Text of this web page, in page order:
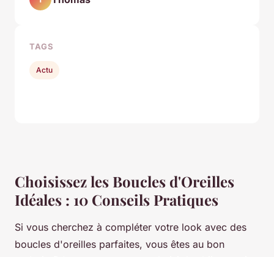
Choisissez les Boucles d'Oreilles
Idéales : 10 Conseils Pratiques
Si vous cherchez à compléter votre look avec des
boucles d'oreilles parfaites, vous êtes au bon
TAGS
Actu